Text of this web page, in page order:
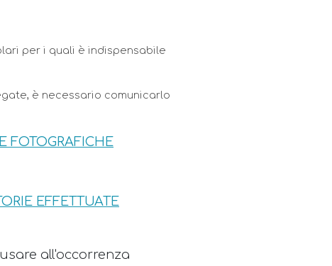
per i quali è indispensabile
è necessario comunicarlo
FOTOGRAFICHE
EFFETTUATE
all'occorrenza